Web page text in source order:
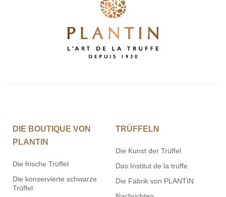
DIE BOUTIQUE VON
PLANTIN
Die frische Trüffel
Die konservierte schwarze
Trüffel
TRÜFFELN
Die Kunst der Trüffel
Das Institut de la truffe
Die Fabrik von PLANTIN